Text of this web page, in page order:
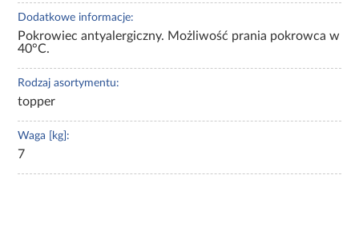
Dodatkowe informacje:
Pokrowiec antyalergiczny. Możliwość prania pokrowca w
40°C.
Rodzaj asortymentu:
topper
Waga [kg]:
7